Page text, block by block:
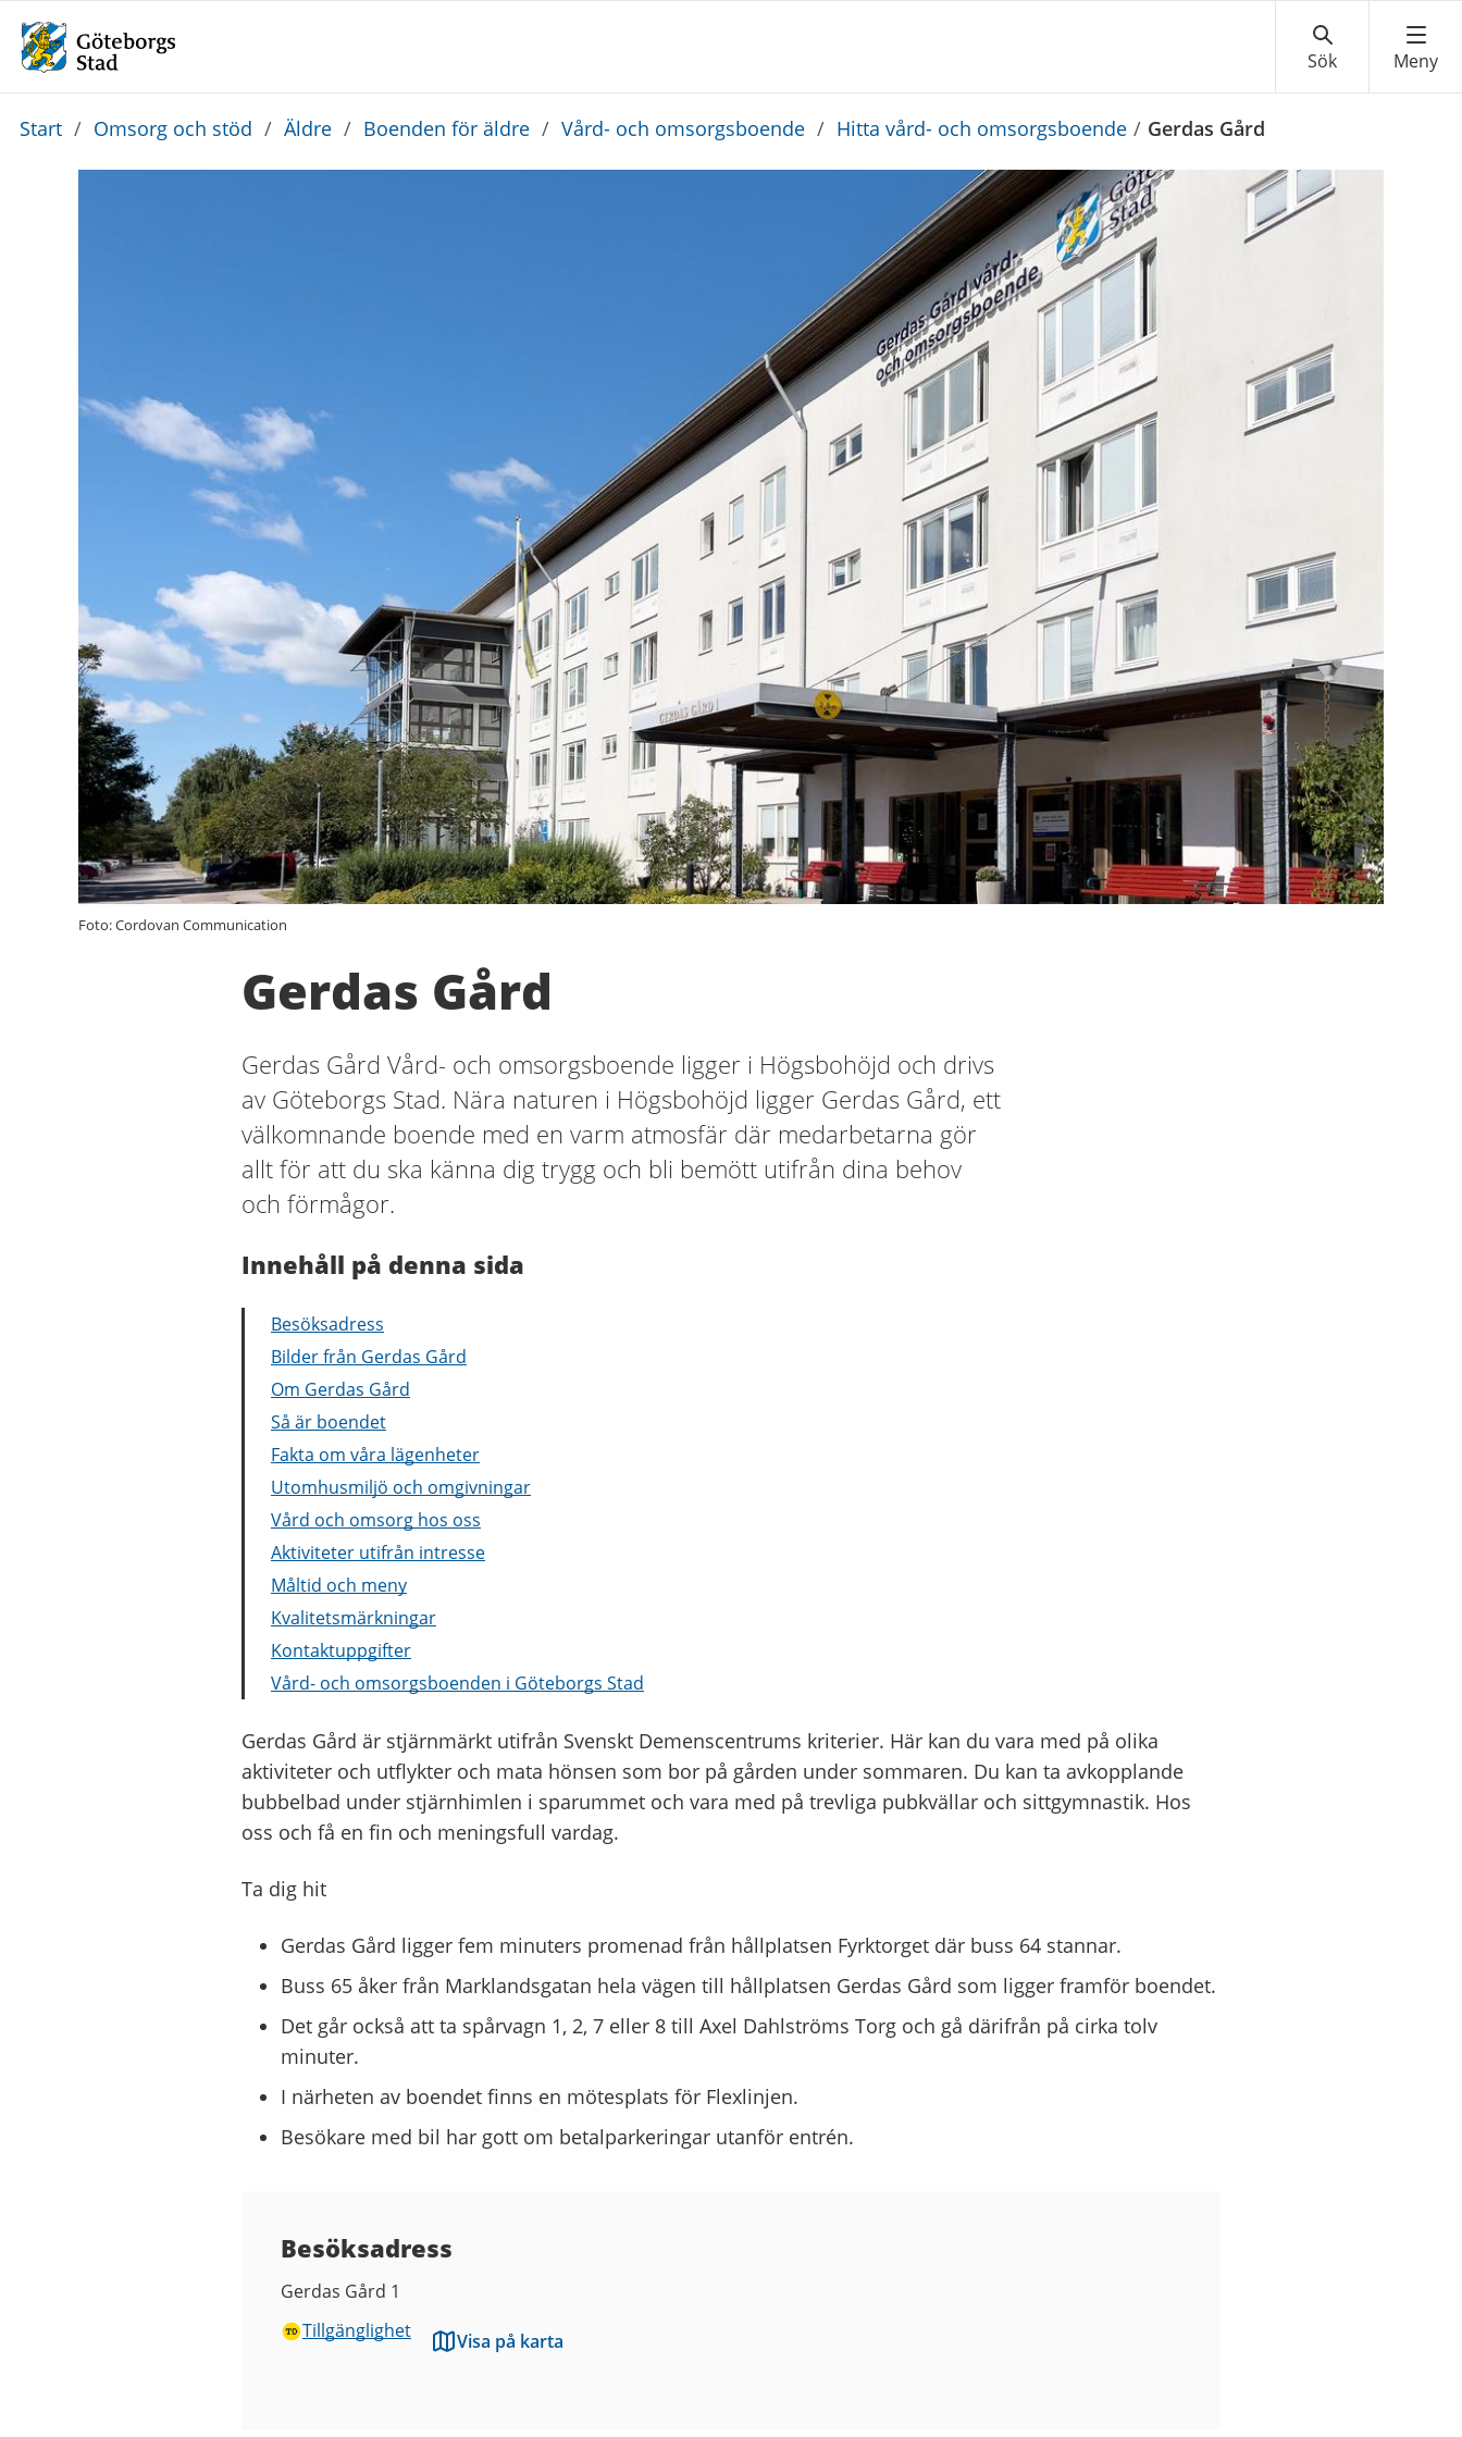
Du
Start / Omsorg och stöd / Äldre / Boenden för äldre / Vård- och omsorgsboende / Hitta vård- och omsorgsboende / Gerdas Gård
Foto: Cordovan Communication
Gerdas Gård
Gerdas Gård Vård- och omsorgsboende ligger i Högsbohöjd och drivs
av Göteborgs Stad. Nära naturen i Högsbohöjd ligger Gerdas Gård, ett
välkomnande boende med en varm atmosfär där medarbetarna gör
allt för att du ska känna dig trygg och bli bemött utifrån dina behov
och förmågor.
Innehåll på denna sida
Besöksadress
Bilder från Gerdas Gård
Om Gerdas Gård
Så är boendet
Fakta om våra lägenheter
Utomhusmiljö och omgivningar
Vård och omsorg hos oss
Aktiviteter utifrån intresse
Måltid och meny
Kvalitetsmärkningar
Kontaktuppgifter
Vård- och omsorgsboenden i Göteborgs Stad
Gerdas Gård är stjärnmärkt utifrån Svenskt Demenscentrums kriterier. Här kan du vara med på olika
aktiviteter och utflykter och mata hönsen som bor på gården under sommaren. Du kan ta avkopplande
bubbelbad under stjärnhimlen i sparummet och vara med på trevliga pubkvällar och sittgymnastik. Hos
oss och få en fin och meningsfull vardag.
Ta dig hit
Gerdas Gård ligger fem minuters promenad från hållplatsen Fyrktorget där buss 64 stannar.
Buss 65 åker från Marklandsgatan hela vägen till hållplatsen Gerdas Gård som ligger framför boendet.
Det går också att ta spårvagn 1, 2, 7 eller 8 till Axel Dahlströms Torg och gå därifrån på cirka tolv
minuter.
I närheten av boendet finns en mötesplats för Flexlinjen.
Besökare med bil har gott om betalparkeringar utanför entrén.
Besöksadress
Gerdas Gård 1
Tillgänglighet
Visa på karta